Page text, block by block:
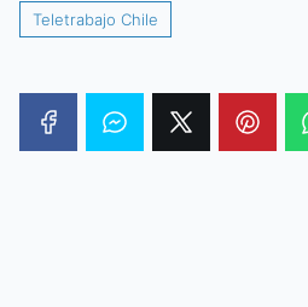
Teletrabajo Chile